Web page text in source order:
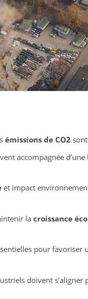
émissions de CO2
accompagnée d’une
et impact
la croissance
pour favoriser
doivent